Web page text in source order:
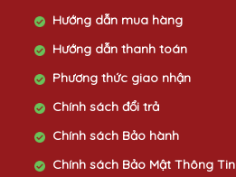
Hướng dẫn mua hàng
Hướng dẫn thanh toán
Phương thức giao nhận
Chính sách đổi trả
Chính sách Bảo hành
Chính sách Bảo Mật Thông Tin